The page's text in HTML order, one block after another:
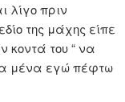
λίγο πριν
της μάχης είπε
κοντά του “ να
μένα εγώ πέφτω